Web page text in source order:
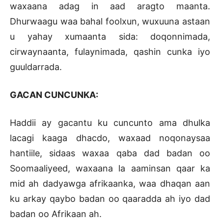
waxaana adag in aad aragto maanta.
Dhurwaagu waa bahal foolxun, wuxuuna astaan
u yahay xumaanta sida: doqonnimada,
cirwaynaanta, fulaynimada, qashin cunka iyo
guuldarrada.
GACAN CUNCUNKA:
Haddii ay gacantu ku cuncunto ama dhulka
lacagi kaaga dhacdo, waxaad noqonaysaa
hantiile, sidaas waxaa qaba dad badan oo
Soomaaliyeed, waxaana la aaminsan qaar ka
mid ah dadyawga afrikaanka, waa dhaqan aan
ku arkay qaybo badan oo qaaradda ah iyo dad
badan oo Afrikaan ah.